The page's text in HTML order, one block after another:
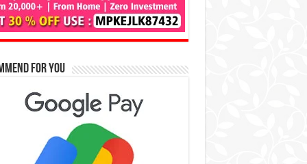
for You